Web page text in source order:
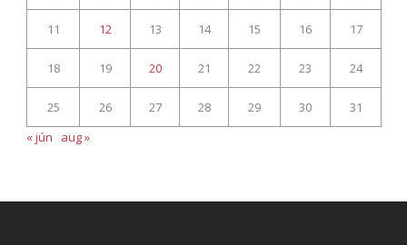
11 12 13 14 15 16 17
18 19 20 21 22 23 24
25 26 27 28 29 30
31
« jún
aug »